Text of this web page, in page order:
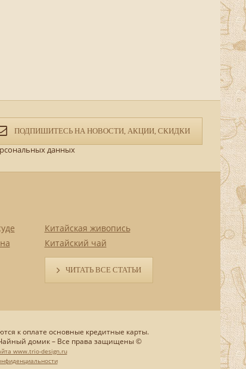
ПОДПИШИТЕСЬ НА НОВОСТИ, АКЦИИ, СКИДКИ
данных
Китайская живопись
Китайский чай
ЧИТАТЬ ВСЕ СТАТЬИ
к оплате основные кредитные карты.
домик – Все права защищены ©
www.trio-design.ru